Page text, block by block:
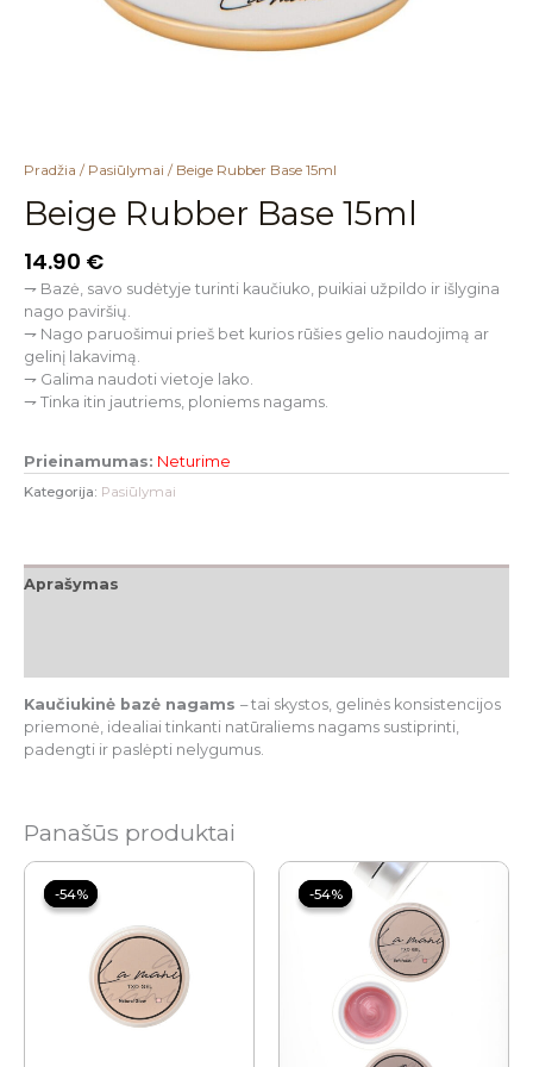
Pradžia / Pasiūlymai / Beige Rubber Base 15ml
Beige Rubber Base 15ml
14.90 €
⇁ Bazė, savo sudėtyje turinti kaučiuko, puikiai užpildo ir išlygina
nago paviršių.
⇁ Nago paruošimui prieš bet kurios rūšies gelio naudojimą ar
gelinį lakavimą.
⇁ Galima naudoti vietoje lako.
⇁ Tinka itin jautriems, ploniems nagams.
Prieinamumas: Neturime
Kategorija: Pasiūlymai
Aprašymas
Kaučiukinė bazė nagams – tai skystos, gelinės konsistencijos
priemonė, idealiai tinkanti natūraliems nagams sustiprinti,
padengti ir paslėpti nelygumus.
Panašūs produktai
-54%
-54%
Price
12.80 €
-54%
-54%
Price
6.00 €
through
12.00 €